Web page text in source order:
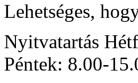
Lehetséges,
Nyitvatartás
Péntek: 8.00-